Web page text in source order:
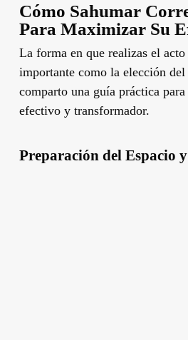
Cómo Sahumar
Para Maximizar Su
La forma en que realizas el acto
importante como la elección
comparto una guía práctica
efectivo y transformador.
Preparación del Espacio